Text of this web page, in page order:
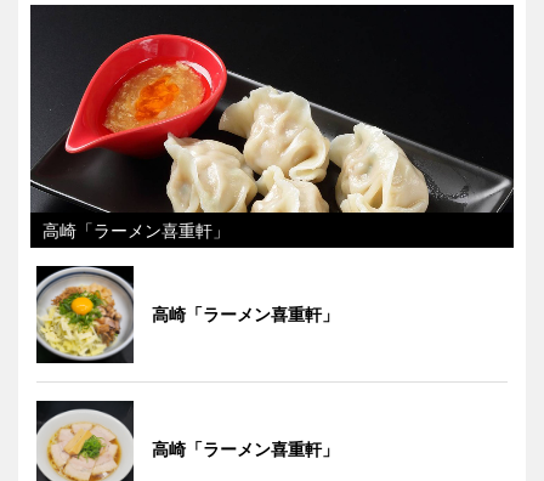
高崎「ラーメン喜重軒」
高崎「ラーメン喜重軒」
高崎「ラーメン喜重軒」